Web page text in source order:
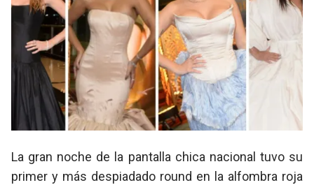
La gran noche de la pantalla chica nacional tuvo su
primer y más despiadado round en la alfombra roja